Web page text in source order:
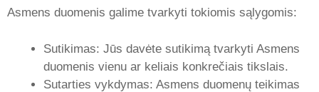
Asmens duomenis galime tvarkyti tokiomis sąlygomis:
Sutikimas: Jūs davėte sutikimą tvarkyti Asmens
duomenis vienu ar keliais konkrečiais tikslais.
Sutarties vykdymas: Asmens duomenų teikimas